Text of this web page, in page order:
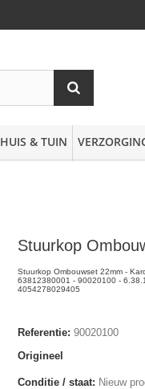
HUIS & TUIN
Stuurkop
Stuurkop Ombouwset 22mm -
63812380001 - 90020100 -
4054278029405
Referentie: 90020100
Origineel
Conditie / staat: Nieuw